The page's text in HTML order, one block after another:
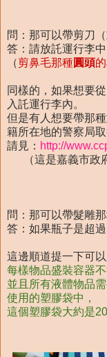
問：那可以帶剪刀
答：請放託運行李中
（剪鼻毛那種圓頭
同樣的，如果想要
入託運行李內。
但是有人想要帶那
籍所在地的警察局取
請見： http://
（這是嘉義市政府
問：那可以帶髮雕
答：如果瓶子是超
這邊順道提一下可
每樣物品盛裝容器
並且所有液體物品
使用的塑膠袋中，
這個塑膠袋大約是